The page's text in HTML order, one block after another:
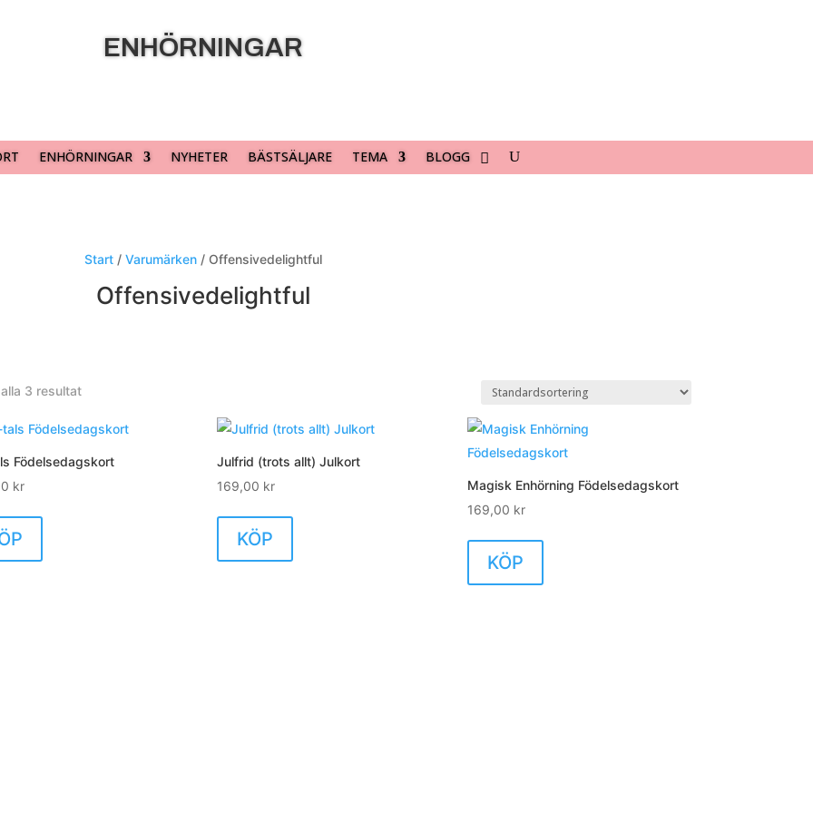
ENHÖRNINGAR
ENHÖRNINGAR NYHETER BÄSTSÄLJARE TEMA BLOGG
Start / Varumärken / Offensivedelightful
Offensivedelightful
3 resultat
Födelsedagskort
kr
Julfrid (trots allt) Julkort
169,00 kr
KÖP
Magisk Enhörning Födelsedagskort
169,00 kr
KÖP